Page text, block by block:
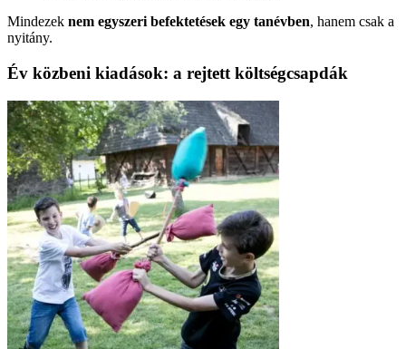
Mindezek nem egyszeri befektetések egy tanévben, hanem csak a
nyitány.
Év közbeni kiadások: a rejtett költségcsapdák